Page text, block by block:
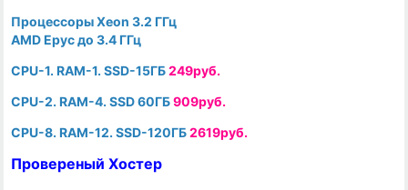
Процессоры Xeon 3.2 ГГц
AMD Epyc до 3.4 ГГц
CPU-1. RAM-1. SSD-15ГБ249руб.
CPU-2. RAM-4. SSD 60ГБ909руб.
CPU-8. RAM-12. SSD-120ГБ2619руб.
Провереный Хостер